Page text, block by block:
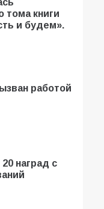
тома книги
и будем».
работой
наград с